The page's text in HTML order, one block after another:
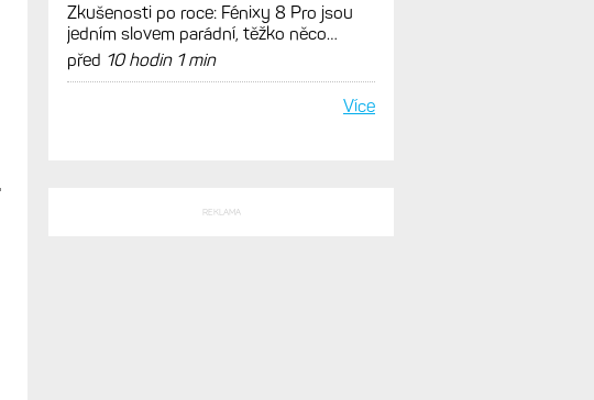
Zkušenosti po roce: Fénixy 8 Pro jsou
jedním slovem parádní, těžko něco
vytknout. Ale ta nositelnost
před 10 hodin 1 min
Více
REKLAMA